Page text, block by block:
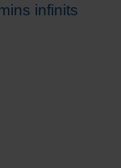
infinits